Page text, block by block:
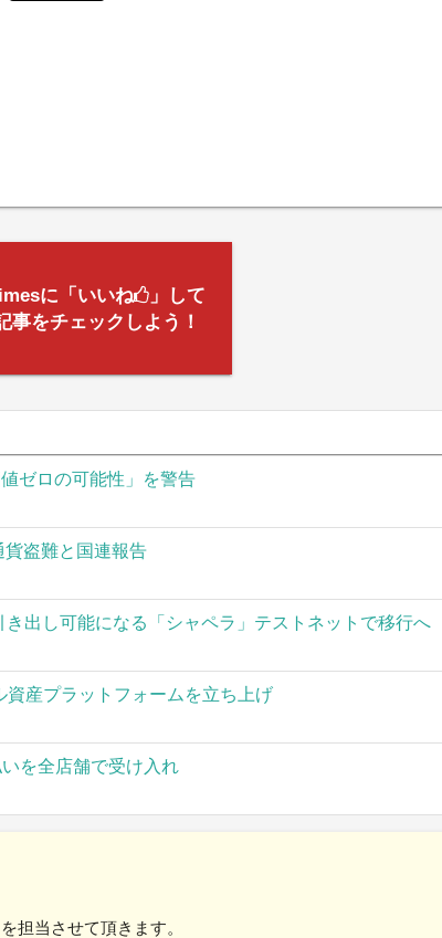
に「いいね
」して
事をチェックしよう！
ゼロの可能性」を警告
盗難と国連報告
出し可能になる「シャペラ」テストネットで移行へ
産プラットフォームを立ち上げ
を全店舗で受け入れ
担当させて頂きます。